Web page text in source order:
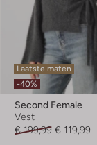
Laatste maten
-40%
Second Female
Vest
€ 199,99 € 119,99